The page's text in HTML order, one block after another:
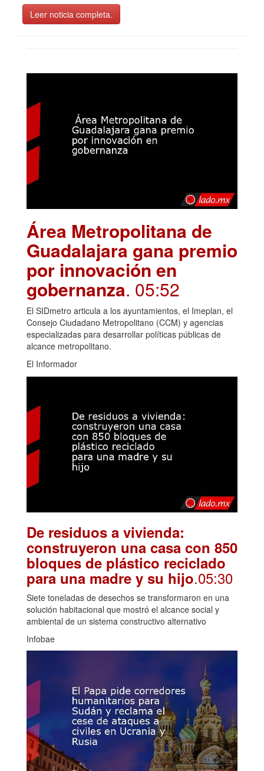
Leer noticia completa.
Área Metropolitana de
Guadalajara gana premio
por innovación en
gobernanza. 05:52
El SIDmetro articula a los ayuntamientos, el Imeplan, el
Consejo Ciudadano Metropolitano (CCM) y agencias
especializadas para desarrollar políticas públicas de
alcance metropolitano.
El Informador
De residuos a vivienda:
construyeron una casa con 850
bloques de plástico reciclado
para una madre y su hijo.05:30
Siete toneladas de desechos se transformaron en una
solución habitacional que mostró el alcance social y
ambiental de un sistema constructivo alternativo
Infobae